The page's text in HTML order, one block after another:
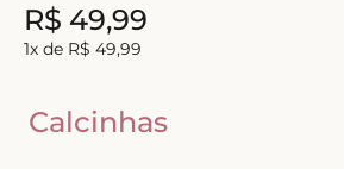
R$ 49,99
1x de R$ 49,99
Calcinhas